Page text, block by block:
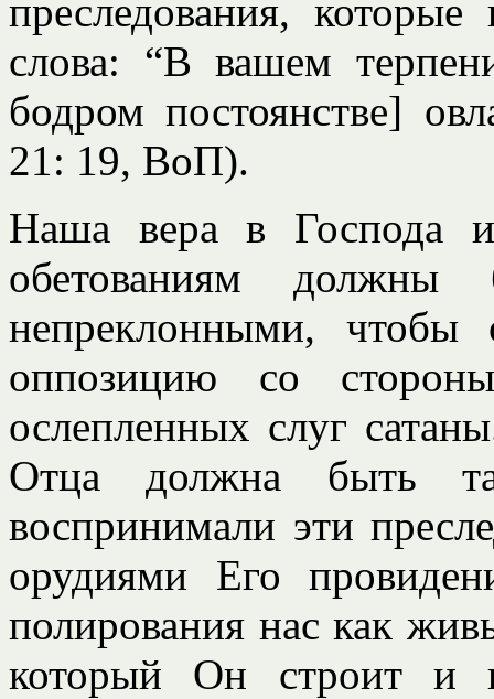
преследования,
слова: “В вашем
бодром постоянстве]
21: 19, ВоП).
Наша вера в Господа
обетованиям
непреклонными, чтобы
оппозицию со
ослепленных слуг
Отца должна быть
воспринимали эти
орудиями Его
полирования нас как
который Он строит и